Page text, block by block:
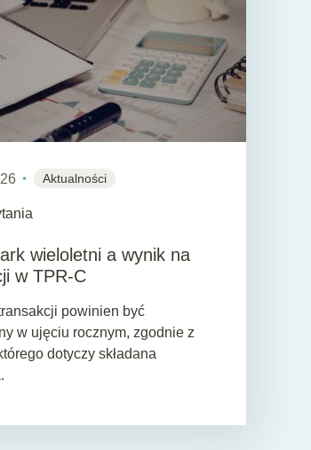
Aktualności
wieloletni a wynik na
w TPR-C
powinien być
w ujęciu rocznym, zgodnie z
dotyczy składana